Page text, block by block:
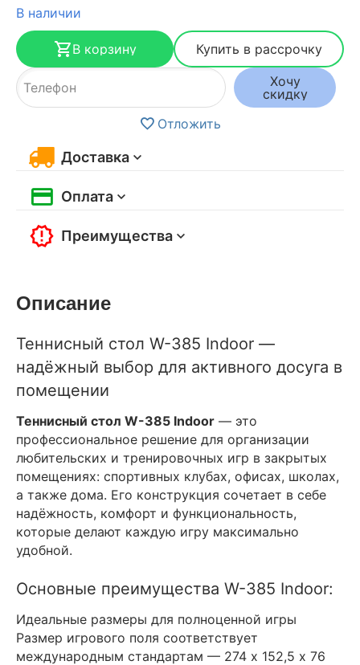
В наличии
В корзину
Купить в рассрочку
Хочу
скидку
Отложить
Доставка
Оплата
Преимущества
Описание
Теннисный стол W-385 Indoor —
надёжный выбор для активного досуга в
помещении
Теннисный стол W-385 Indoor — это
профессиональное решение для организации
любительских и тренировочных игр в закрытых
помещениях: спортивных клубах, офисах, школах,
а также дома. Его конструкция сочетает в себе
надёжность, комфорт и функциональность,
которые делают каждую игру максимально
удобной.
Основные преимущества W-385 Indoor:
Идеальные размеры для полноценной игры
Размер игрового поля соответствует
международным стандартам — 274 х 152,5 х 76